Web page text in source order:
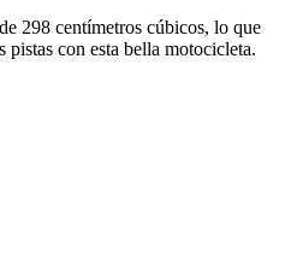
298 centímetros cúbicos, lo que
pistas con esta bella motocicleta.